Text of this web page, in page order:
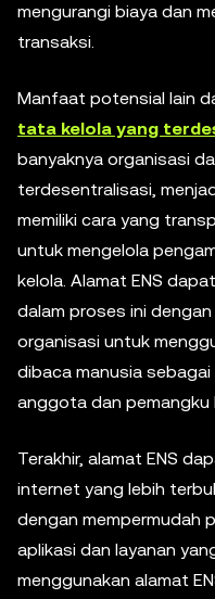
mengurangi biaya dan
transaksi.
Manfaat potensial lain
tata kelola yang
banyaknya organisasi
terdesentralisasi,
memiliki cara yang
untuk mengelola
kelola. Alamat ENS
dalam proses ini
organisasi untuk
dibaca manusia
anggota dan pemangku
Terakhir, alamat ENS
internet yang lebih
dengan mempermudah
aplikasi dan layanan
menggunakan alamat